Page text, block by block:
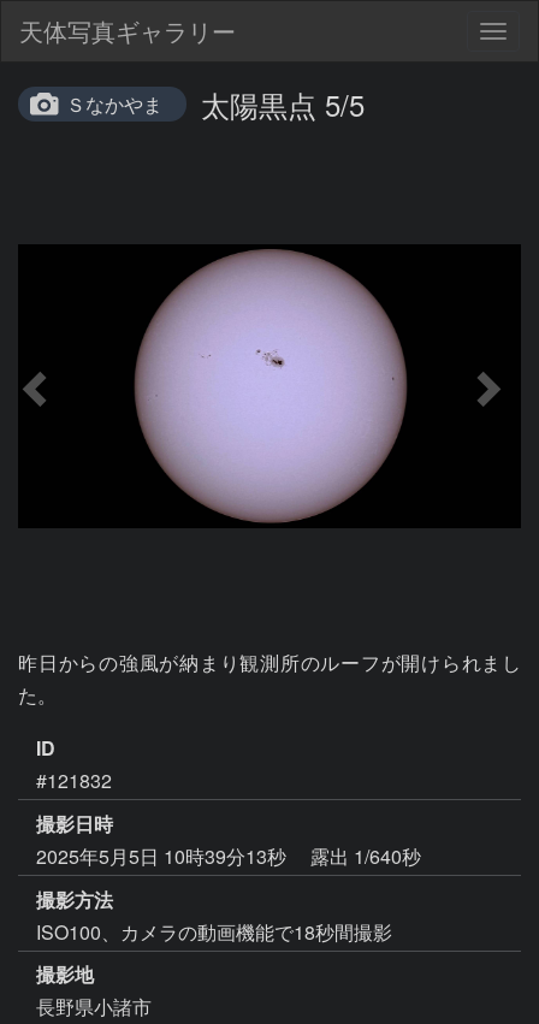
天体写真ギャラリー
Ｓなかやま 太陽黒点 5/5
昨日からの強風が納まり観測所のルーフが開けられまし
た。
ID
#121832
撮影日時
2025年5月5日 10時39分13秒
露出 1/640秒
撮影方法
ISO100、カメラの動画機能で18秒間撮影
撮影地
長野県小諸市